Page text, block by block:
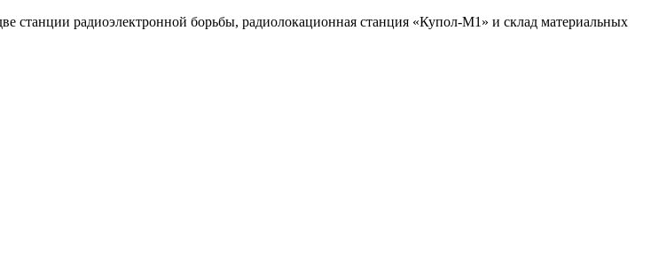
станции радиоэлектронной борьбы, радиолокационная станция «Купол-М1» и склад материальных